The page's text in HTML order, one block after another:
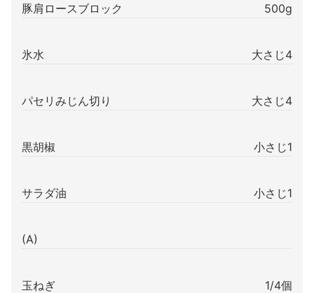
豚肩ロースブロック 500g
氷水 大さじ4
パセリみじん切り 大さじ4
黒胡椒 小さじ1
サラダ油 小さじ1
(A)
玉ねぎ 1/4個